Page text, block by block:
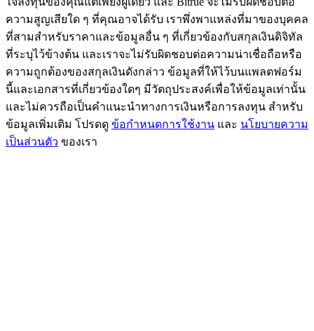
กิจกรรมเพิ่มเติม
รับรางวัลและสิทธิพิเศษสุดพิเศษ
ศูนย์รางวัล
เข้าสู่ระบบ
ความสูญเสียใด ๆ ที่คุณอาจได้รับ เราพึ่งพาแหล่งที่มาของบุคคล
ที่สามสำหรับราคาและข้อมูลอื่น ๆ ที่เกี่ยวข้องกับสกุลเงินดิจิทัล
ที่ระบุไว้ข้างต้น และเราจะไม่รับผิดชอบต่อความน่าเชื่อถือหรือ
ความถูกต้องของสกุลเงินดังกล่าว ข้อมูลที่ให้ไว้บนแพลตฟอร์ม
นี้และเอกสารที่เกี่ยวข้องใดๆ มีวัตถุประสงค์เพื่อให้ข้อมูลเท่านั้น
และไม่ควรถือเป็นคำแนะนำทางการเงินหรือการลงทุน สำหรับ
ข้อมูลเพิ่มเติม โปรดดู ข้อกำหนดการใช้งาน และ นโยบายความ
เป็นส่วนตัว ของเรา